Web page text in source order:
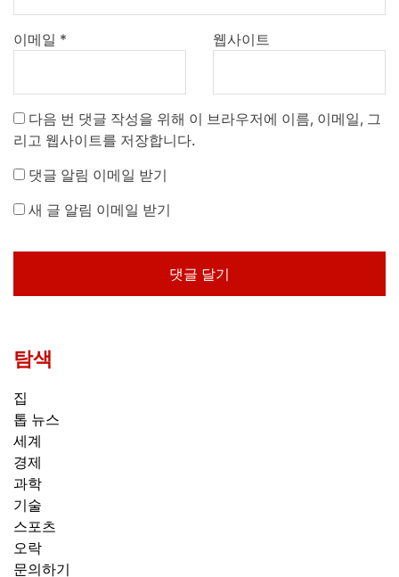
이메일 * 웹사이트
다음 번 댓글 작성을 위해 이 브라우저에 이름, 이메일, 그
리고 웹사이트를 저장합니다.
댓글 알림 이메일 받기
새 글 알림 이메일 받기
탐색
집
톱 뉴스
세계
경제
과학
기술
스포츠
오락
문의하기